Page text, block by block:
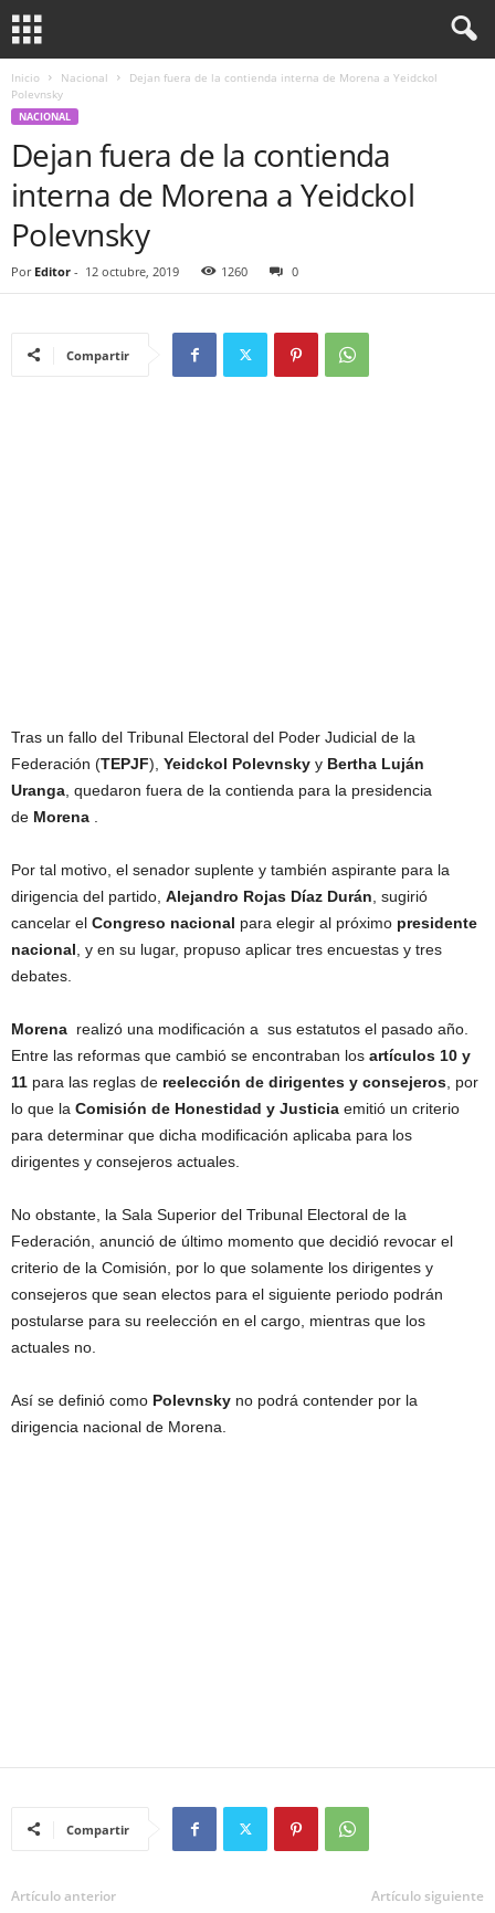
Inicio Nacional
Dejan fuera de la contienda interna de Morena a Yeidckol
Polevnsky
NACIONAL
Dejan fuera de la contienda
interna de Morena a Yeidckol
Polevnsky
Por Editor - 12 octubre, 2019 1260 0
Compartir
Tras un fallo del Tribunal Electoral del Poder Judicial de la
Federación (TEPJF), Yeidckol Polevnsky y Bertha Luján
Uranga , quedaron fuera de la contienda para la presidencia
de Morena
Por tal motivo, el senador suplente y también aspirante para la
dirigencia del partido, Alejandro Rojas Díaz Durán , sugirió
cancelar el Congreso nacional para elegir al próximo presidente
nacional , y en su lugar, propuso aplicar tres encuestas y tres
debates.
Morena realizó una modificación a sus estatutos el pasado año.
Entre las reformas que cambió se encontraban los artículos 10 y
11 para las reglas de reelección de dirigentes y consejeros , por
lo que la Comisión de Honestidad y Justicia emitió un criterio
para determinar que dicha modificación aplicaba para los
dirigentes y consejeros actuales.
No obstante, la Sala Superior del Tribunal Electoral de la
Federación, anunció de último momento que decidió revocar el
criterio de la Comisión, por lo que solamente los dirigentes y
consejeros que sean electos para el siguiente periodo podrán
postularse para su reelección en el cargo, mientras que los
actuales no.
Así se definió como Polevnsky no podrá contender por la
dirigencia nacional de Morena.
Compartir
Artículo anterior Artículo siguiente